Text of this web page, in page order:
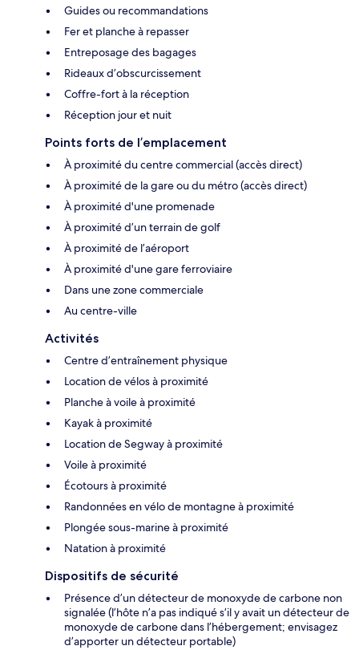
Guides ou recommandations
Fer et planche à repasser
Entreposage des bagages
Rideaux d’obscurcissement
Coffre-fort à la réception
Réception jour et nuit
Points forts de l’emplacement
À proximité du centre commercial (accès direct)
À proximité de la gare ou du métro (accès direct)
À proximité d'une promenade
À proximité d’un terrain de golf
À proximité de l’aéroport
À proximité d'une gare ferroviaire
Dans une zone commerciale
Au centre-ville
Activités
Centre d’entraînement physique
Location de vélos à proximité
Planche à voile à proximité
Kayak à proximité
Location de Segway à proximité
Voile à proximité
Écotours à proximité
Randonnées en vélo de montagne à proximité
Plongée sous-marine à proximité
Natation à proximité
Dispositifs de sécurité
Présence d’un détecteur de monoxyde de carbone non
signalée (l’hôte n’a pas indiqué s’il y avait un détecteur de
monoxyde de carbone dans l’hébergement; envisagez
d’apporter un détecteur portable)